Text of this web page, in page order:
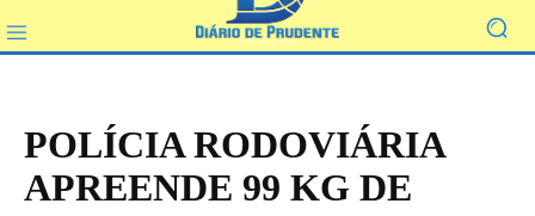
POLÍCIA RODOVIÁRIA
APREENDE 99 KG DE